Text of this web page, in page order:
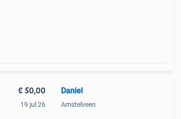
€ 50,00
19 jul 26
Daniel
Amstelveen